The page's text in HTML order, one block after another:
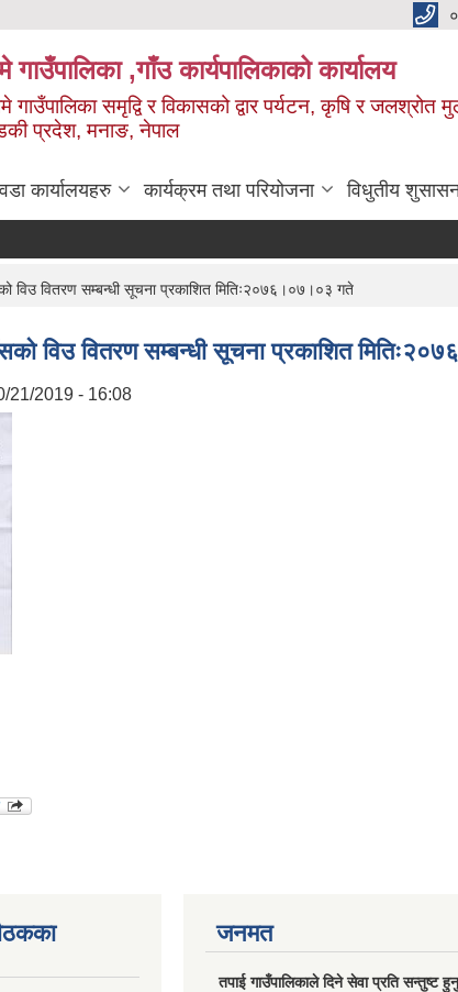
गाउँपालिका ,गाँउ कार्यपालिकाको कार्यालय
गाउँपालिका समृद्वि र विकासको द्वार पर्यटन, कृषि र जलश्रोत
प्रदेश, मनाङ, नेपाल
वडा कार्यालयहरु कार्यक्रम तथा परियोजना विधुतीय
विउ वितरण सम्बन्धी सूचना प्रकाशित मितिः२०७६।०७।०३ गते
विउ वितरण सम्बन्धी सूचना प्रकाशित
21/2019 - 16:08
जनमत
तपाई गाउँपालिकाले दिने सेवा प्रति सन्तुष्ट